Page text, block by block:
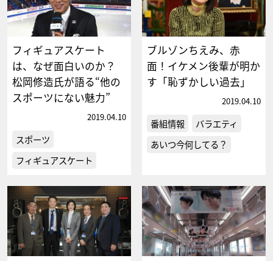
フィギュアスケート
は、なぜ面白いのか？
松岡修造氏が語る“他の
スポーツにない魅力”
2019.04.10
スポーツ
フィギュアスケート
ブルゾンちえみ、赤
面！イケメン後輩が明か
す「恥ずかしい過去」
2019.04.10
番組情報
バラエティ
あいつ今何してる？